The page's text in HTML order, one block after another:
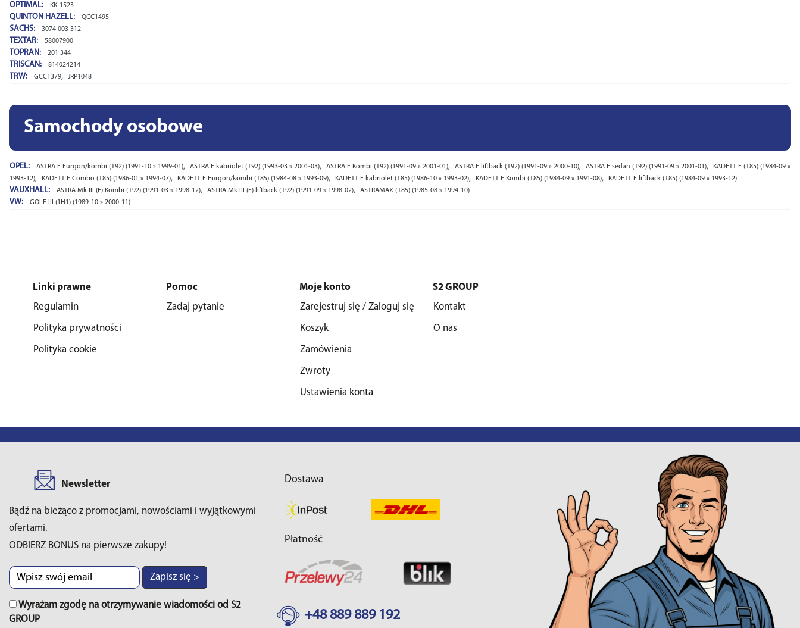
OPTIMAL: KK-1523
QUINTON HAZELL: QCC1495
SACHS: 3074 003 312
TEXTAR: 58007900
TOPRAN: 201 344
TRISCAN: 814024214
TRW: GCC1379, JRP1048
Samochody osobowe
OPEL: ASTRA F Furgon/kombi (T92) (1991-10 » 1999-01), ASTRA F kabriolet (T92) (1993-03 » 2001-03), ASTRA F Kombi (T92) (1991-09 » 2001-01), ASTRA F liftback (T92) (1991-09 » 2000-10), ASTRA F sedan (T92) (1991-09 » 2001-01),
KADETT E (T85) (1984-09 »
1993-12), KADETT E Combo (T85) (1986-01 » 1994-07), KADETT E Furgon/kombi (T85) (1984-08 » 1993-09), KADETT E kabriolet (T85) (1986-10 » 1993-02), KADETT E Kombi (T85) (1984-09 » 1991-08), KADETT E liftback (T85) (1984-09 » 1993-12)
VAUXHALL: ASTRA Mk III (F) Kombi (T92) (1991-03 » 1998-12), ASTRA Mk III (F) liftback (T92) (1991-09 » 1998-02), ASTRAMAX (T85) (1985-08 » 1994-10)
VW: GOLF III (1H1) (1989-10 » 2000-11)
Linki prawne
Regulamin
Polityka prywatności
Polityka cookie
Pomoc
Zadaj pytanie
Moje konto
Zarejestruj się / Zaloguj się
Koszyk
Zamówienia
Zwroty
Ustawienia konta
S2 GROUP
Kontakt
O nas
Newsletter
Bądź na bieżąco z promocjami, nowościami i wyjątkowymi
ofertami.
ODBIERZ BONUS na pierwsze zakupy!
Zapisz się >
Wyrażam zgodę na otrzymywanie wiadomości od S2
GROUP
Dostawa
Płatność
+48 889 889 192